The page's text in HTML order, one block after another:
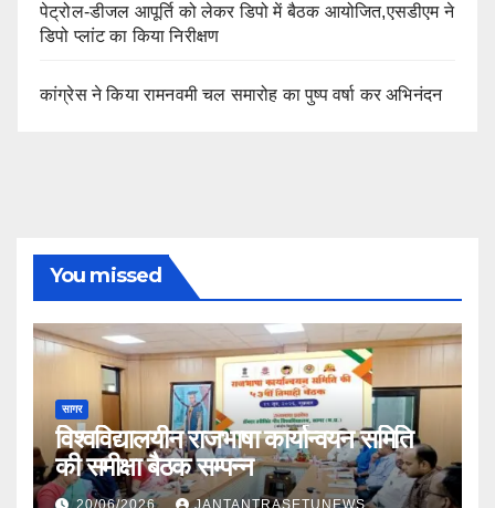
पेट्रोल-डीजल आपूर्ति को लेकर डिपो में बैठक आयोजित,एसडीएम ने
डिपो प्लांट का किया निरीक्षण
कांग्रेस ने किया रामनवमी चल समारोह का पुष्प वर्षा कर अभिनंदन
You missed
सागर
विश्वविद्यालयीन राजभाषा कार्यान्वयन समिति
की समीक्षा बैठक सम्पन्न